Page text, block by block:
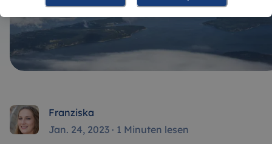
Franziska
Jan. 24, 2023 · 1 Minuten lesen